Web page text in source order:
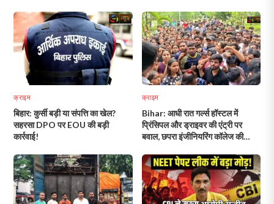
क्राइम
बिहार: कुर्सी बड़ी या संपत्ति का खेल?
सहरसा DPO पर EOU की बड़ी
कार्रवाई!
क्राइम
Bihar: आधी रात गर्ल्स हॉस्टल में
प्रिंसिपल और ड्राइवर की एंट्री पर
बवाल, छपरा इंजीनियरिंग कॉलेज की